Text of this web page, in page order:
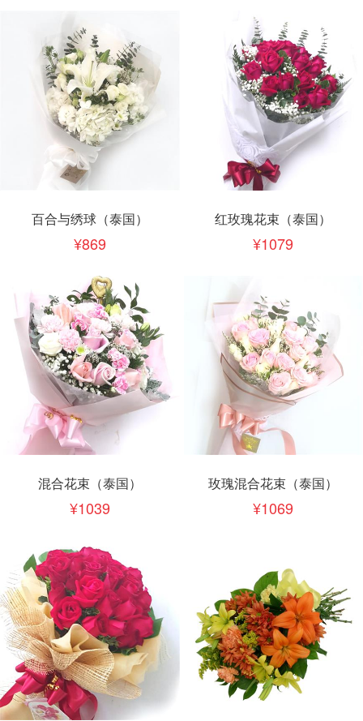
百合与绣球（泰国）
869
红玫瑰花束（泰国）
1079
混合花束（泰国）
1039
玫瑰混合花束（泰国）
1069